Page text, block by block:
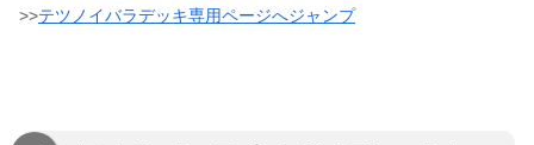
>>テツノイバラデッキ専用ページへジャンプ